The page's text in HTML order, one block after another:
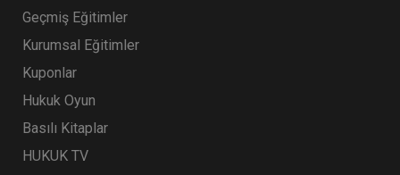
Geçmiş Eğitimler
Kurumsal Eğitimler
Kuponlar
Hukuk Oyun
Basılı Kitaplar
HUKUK TV